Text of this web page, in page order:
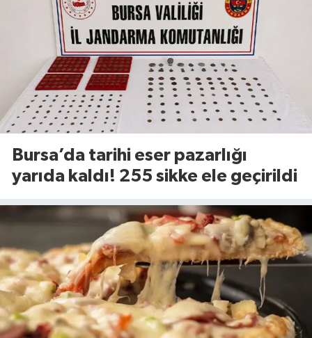
Bursa’da tarihi eser pazarlığı
yarıda kaldı! 255 sikke ele geçirildi